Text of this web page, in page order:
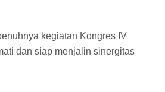
kegiatan Kongres IV
dan siap menjalin sinergitas